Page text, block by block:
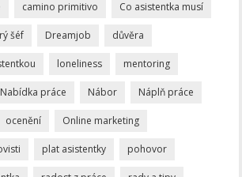
camino primitivo Co asistentka musí
šéf Dreamjob důvěra
loneliness mentoring
Nabídka práce Nábor Náplň práce
ocenění Online marketing
plat asistentky pohovor